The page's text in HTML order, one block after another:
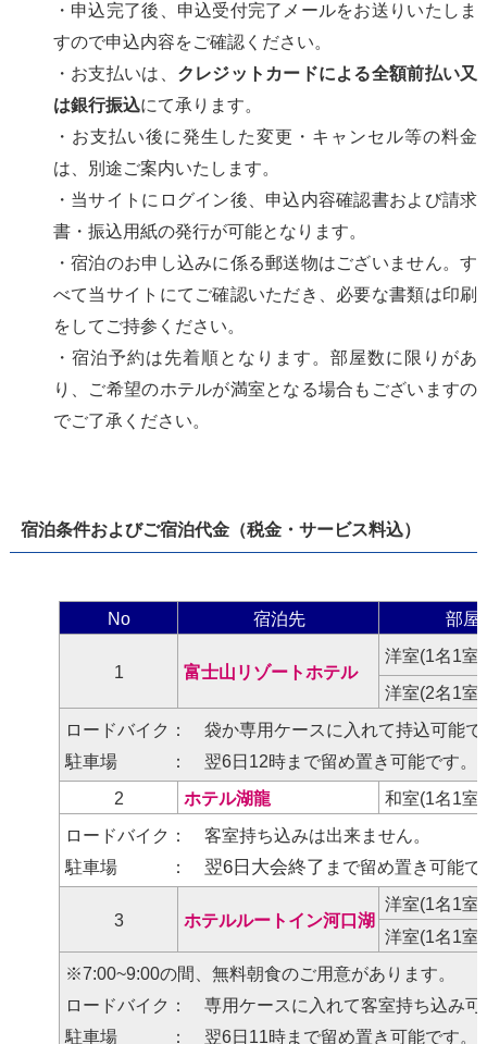
・申込完了後、申込受付完了メールをお送りいたしま
すので申込内容をご確認ください。
・お支払いは、 クレジットカードによる全額前払い又
は銀行振込にて承ります。
・お支払い後に発生した変更・キャンセル等の料金
は、別途ご案内いたします。
・当サイトにログイン後、申込内容確認書および請求
書・振込用紙の発行が可能となります。
・宿泊のお申し込みに係る郵送物はございません。す
べて当サイトにてご確認いただき、必要な書類は印刷
をしてご持参ください。
・宿泊予約は先着順となります。部屋数に限りがあ
り、ご希望のホテルが満室となる場合もございますの
でご了承ください。​
宿泊条件およびご宿泊代金（税金・サービス料込）
No 宿泊先 部屋
1 富士山リゾートホテル
洋室(1名1室
洋室(2名1室
ロードバイク： 袋か専用ケースに入れて持込可能で
駐車場 ： 翌6日12時まで留め置き可能です。
2
ホテル湖龍
和室(1名1室
ロードバイク： 客室持ち込みは出来ません。
駐車場 ： 翌6日大会終了 まで留め置き可能
3 ホテルルートイン河口湖
洋室(1名1室
洋室(1名1室
※7:00~9:00の間、無料朝食のご用意があります。
ロードバイク： 専用ケースに入れて客室持ち込み可
駐車場 ： 翌6日11時まで留め置き可能です。